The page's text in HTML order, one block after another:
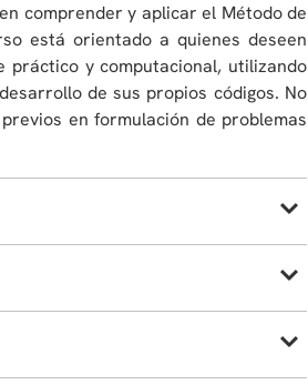
comprender y aplicar el Método de
está orientado a quienes deseen
práctico y computacional, utilizando
de sus propios códigos. No
en formulación de problemas